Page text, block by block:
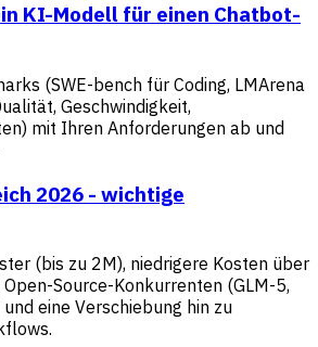
KI-Modell für einen Chatbot-
(SWE-bench für Coding, LMArena
Geschwindigkeit,
mit Ihren Anforderungen ab und
2026 - wichtige
(bis zu 2M), niedrigere Kosten über
Source-Konkurrenten (GLM-5,
eine Verschiebung hin zu